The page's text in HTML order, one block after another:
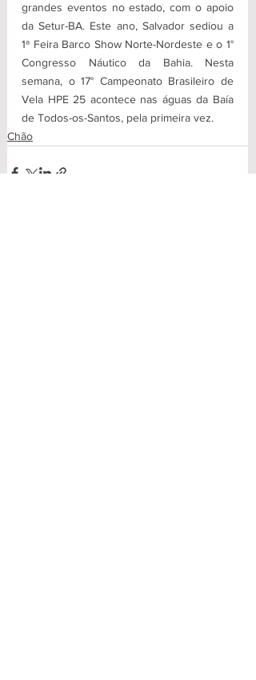
grandes eventos no estado, com o apoio
da Setur-BA. Este ano, Salvador sediou a
1ª Feira Barco Show Norte-Nordeste e o 1°
Congresso Náutico da Bahia. Nesta
semana, o 17° Campeonato Brasileiro de
Vela HPE 25 acontece nas águas da Baía
de Todos-os-Santos, pela primeira vez.
Chão